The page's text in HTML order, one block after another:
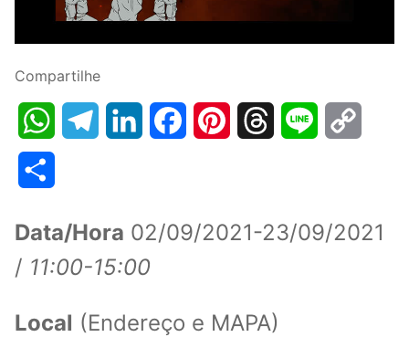
Compartilhe
WhatsAppTelegramLinkedInFacebookPinterestThreads Line
Data/Hora 02/09/2021-23/09/2021
/ 11:00-15:00
Local (Endereço e MAPA)